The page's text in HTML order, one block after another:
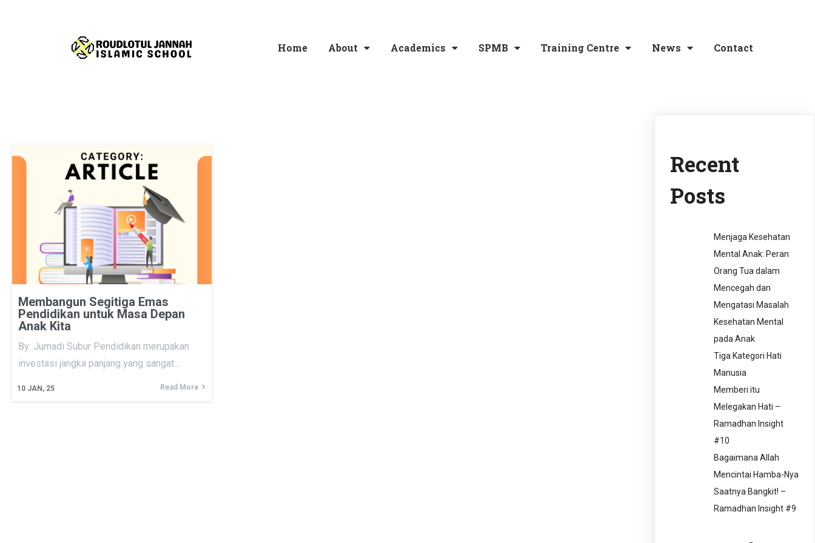
Home About Academics SPMB Training Centre News Contact
Membangun Segitiga Emas
Pendidikan untuk Masa Depan
Anak Kita
10 JAN, 25
By: Jumadi Subur Pendidikan merupakan
investasi jangka panjang yang sangat…
Read More
Recent
Posts
Menjaga Kesehatan
Mental Anak: Peran
Orang Tua dalam
Mencegah dan
Mengatasi Masalah
Kesehatan Mental
pada Anak
Tiga Kategori Hati
Manusia
Memberi itu
Melegakan Hati –
Ramadhan Insight
#10
Bagaimana Allah
Mencintai Hamba-Nya
Saatnya Bangkit! –
Ramadhan Insight #9